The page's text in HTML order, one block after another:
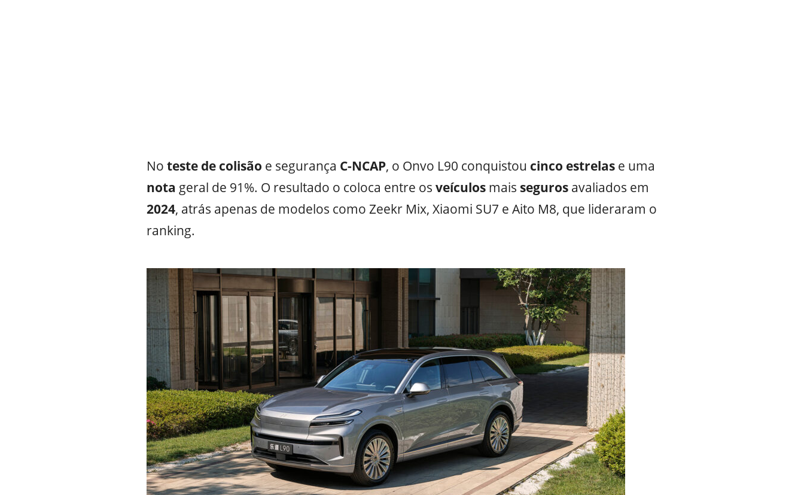
No teste de colisão e segurança C-NCAP, o Onvo L90 conquistou cinco estrelase uma
nota geral de 91%. O resultado o coloca entre os veículosmais segurosavaliados em
2024, atrás apenas de modelos como Zeekr Mix, Xiaomi SU7 e Aito M8, que lideraram o
ranking.